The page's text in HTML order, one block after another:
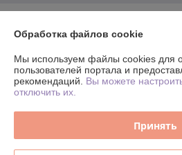
ТАРАСЕВИЧ ВЛАДИМИР ВАСИЛЬЕВИЧ
г. Минск, пер.Инструментальный, 11а, кв.64
Регистрационный номер ЕГР: 193363654
УНП: 193363654
Регистрационный орган: Минский
Обработка файлов cookie
Мы используем файлы cookies для
пользователей портала и
рекомендаций. Вы можете
отключить их.
Принять